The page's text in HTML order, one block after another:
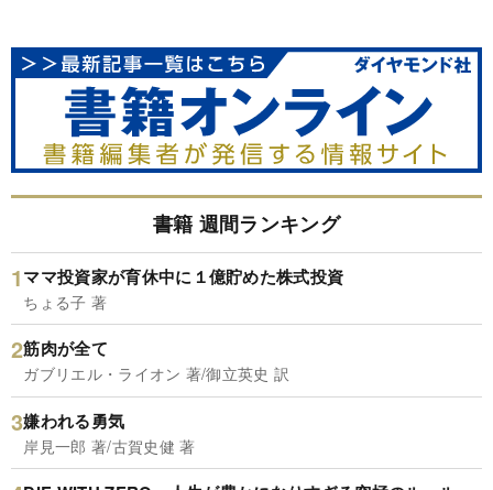
書籍 週間ランキング
ママ投資家が育休中に１億貯めた株式投資
ちょる子 著
筋肉が全て
ガブリエル・ライオン 著/御立英史 訳
嫌われる勇気
岸見一郎 著/古賀史健 著